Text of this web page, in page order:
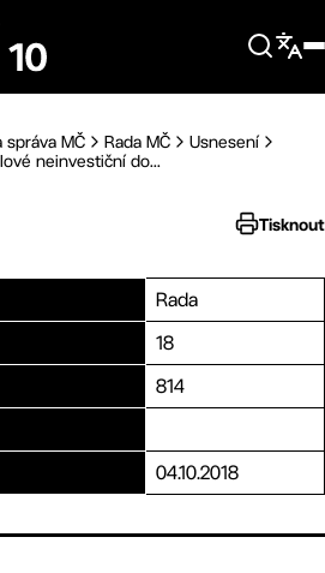
správa MČ Rada MČ
Usnesení
neinvestiční do...
Tisknout
Rada
18
814
04.10.2018